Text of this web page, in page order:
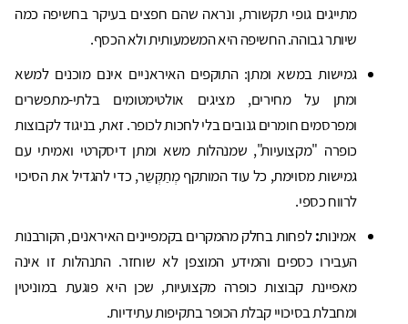
מתייגים גופי תקשורת, ונראה שהם חפצים בעיקר בחשיפה כמה
שיותר גבוהה. החשיפה היא המשמעותית ולא הכסף.
גמישות במשא ומתן: התוקפים האיראניים אינם מוכנים למשא
ומתן על מחירים, מציגים אולטימטומים בלתי-מתפשרים
ומפרסמים חומרים גנובים בלי לחכות לכופר. זאת, בניגוד לקבוצות
כופרה "מקצועיות", שמנהלות משא ומתן דיסקרטי ואמיתי עם
גמישות מסוימת, כל עוד המותקף מְתַקְּשֵר, כדי להגדיל את הסיכוי
לרווח כספי.
אמינות:לפחות בחלק מהמקרים בקמפיינים האיראנים, הקורבנות
העבירו כספים והמידע המוצפן לא שוחזר. התנהלות זו אינה
מאפיינת קבוצות כופרה מקצועיות, שכן היא פוגעת במוניטין
ומחבלת בסיכויי קבלת הכופר בתקיפות עתידיות.